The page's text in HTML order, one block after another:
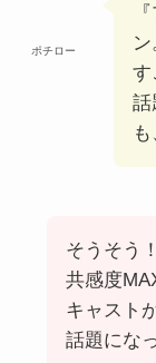
ポチロー
す
話
そうそう
共感度
キャスト
話題にな